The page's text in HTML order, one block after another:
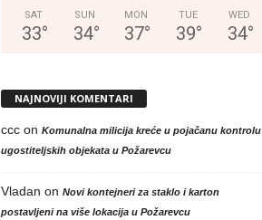
SAT
33°
SUN
34°
MON
37°
TUE
39°
WED
34°
NAJNOVIJI KOMENTARI
cccon Komunalna milicija kreće u pojačanu kontrolu
ugostiteljskih objekata u Požarevcu
Vladan on Novi kontejneri za staklo i karton
postavljeni na više lokacija u Požarevcu